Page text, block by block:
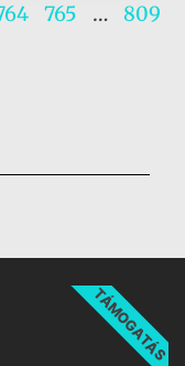
765 …
809
TÁMOGATÁS